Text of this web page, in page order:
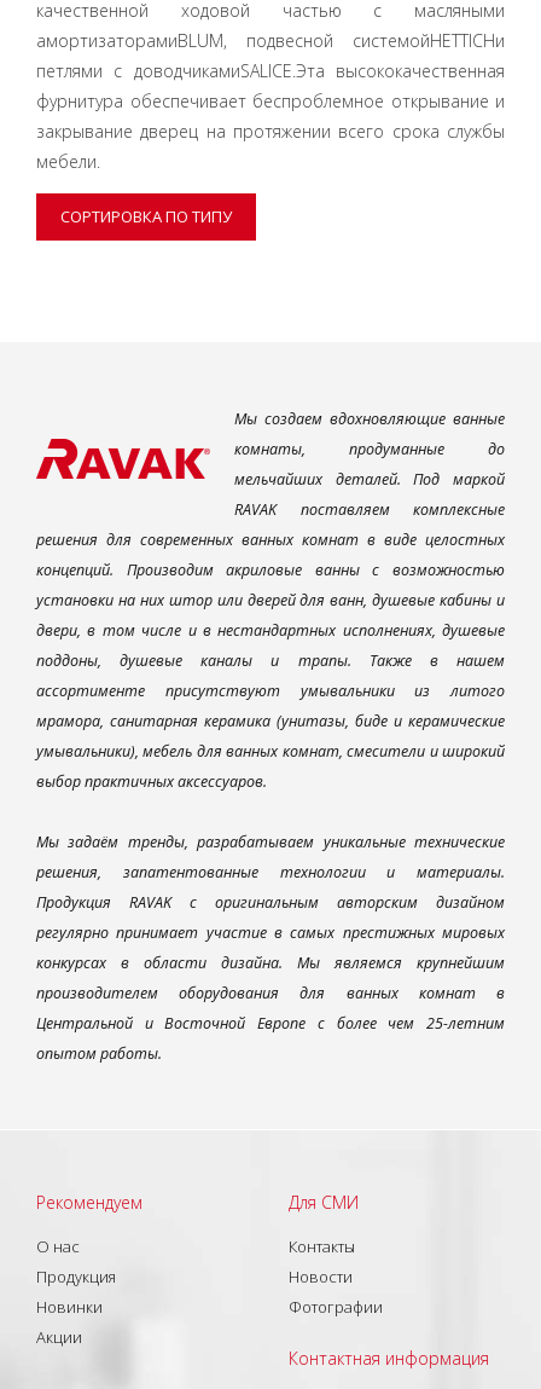
качественной ходовой частью с масляными
амортизаторамиBLUM, подвесной системойHETTICHи
петлями с доводчикамиSALICE.Эта высококачественная
фурнитура обеспечивает беспроблемное открывание и
закрывание дверец на протяжении всего срока службы
мебели.
СОРТИРОВКА ПО ТИПУ
Мы создаем вдохновляющие ванные
комнаты, продуманные до
мельчайших деталей. Под маркой
RAVAK поставляем комплексные
решения для современных ванных комнат в виде целостных
концепций. Производим акриловые ванны с возможностью
установки на них штор или дверей для ванн, душевые кабины и
двери, в том числе и в нестандартных исполнениях, душевые
поддоны, душевые каналы и трапы. Также в нашем
ассортименте присутствуют умывальники из литого
мрамора, санитарная керамика (унитазы, биде и керамические
умывальники), мебель для ванных комнат, смесители и широкий
выбор практичных аксессуаров.
Мы задаём тренды, разрабатываем уникальные технические
решения, запатентованные технологии и материалы.
Продукция RAVAK с оригинальным авторским дизайном
регулярно принимает участие в самых престижных мировых
конкурсах в области дизайна. Мы являемся крупнейшим
производителем оборудования для ванных комнат в
Центральной и Восточной Европе с более чем 25-летним
опытом работы.
Рекомендуем
О нас
Продукция
Новинки
Акции
Для СМИ
Контакты
Новости
Фотографии
Контактная информация